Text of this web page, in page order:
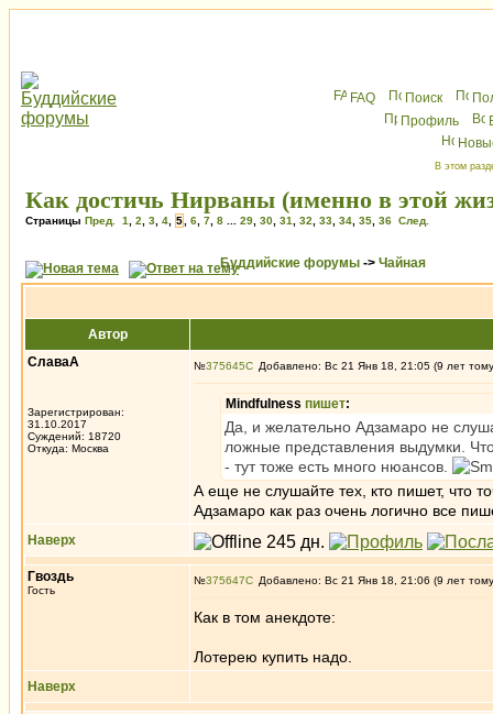
FAQ Поиск
Профиль
В этом
Как достичь Нирваны (именно в этой
Страницы Пред. 1 2 3 4 5 6 7 8 29 30 31 32 33 34 35 36 След.
Буддийские форумы -> Чайная
Автор
СлаваА
Зарегистрирован:
31.10.2017
Суждений: 18720
Откуда: Москва
№375645 Добавлено: Вс 21 Янв 18, 21:05 (9 лет
Mindfulness пишет:
Да, и желательно Адзамаро не
ложные представления выдумки.
- тут тоже есть много нюансов.
А еще не слушайте тех, кто пишет, что
Адзамаро как раз очень логично все
Наверх
Гвоздь
Гость
№375647 Добавлено: Вс 21 Янв 18, 21:06 (9 лет
Как в том анекдоте:
Лотерею купить надо.
Наверх